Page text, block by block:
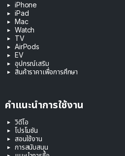
iPhone
iPad
Mac
Watch
TV
AirPods
EV
อุปกรณ์เสริม
สินค้าราคาเพื่อการศึกษา
คำแนะนำการใช้งาน
วิดีโอ
โปรโมชัน
สอนใช้งาน
การสนับสนุน